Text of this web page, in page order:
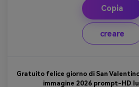
Copia
creare
Gratuito felice giorno di San
immagine 2026 prompt-HD